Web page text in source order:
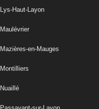
Lys-Haut-Layon
Maulévrier
Mazières-en-Mauges
Montilliers
Nuaillé